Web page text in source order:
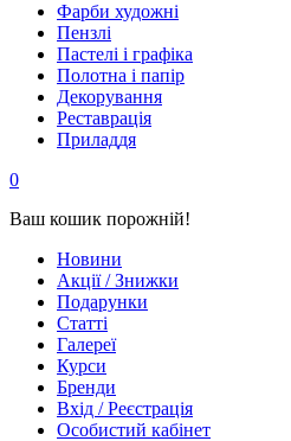
Фарби художні
Пензлі
Пастелі і графіка
Полотна і папір
Декорування
Реставрація
Приладдя
0
Ваш кошик порожній!
Новини
Акції / Знижки
Подарунки
Статті
Галереї
Курси
Бренди
Вхід / Реєстрація
Особистий кабінет